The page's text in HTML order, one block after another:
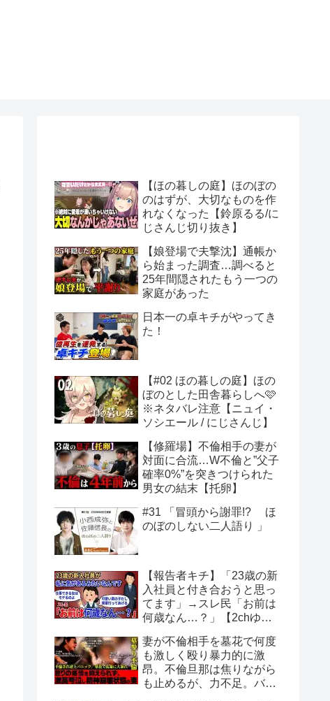
【ほの暮しの庭】ほのぼの
のはずが、大切なものを作
れなくなった【鈴原るる/に
じさんじ切り抜き】
【娘登場で夫撃沈】通帳か
ら始まった調査…調べると
25年間隠されたもう一つの
家庭があった
日本一の卓キチがやってき
た！
【#02 ほの暮しの庭】ほの
ぼのとした田舎暮らしへ🩷
※ネタバレ注意【ニュイ・
ソシエール / にじさんじ】
【修羅場】不倫相手の妻が
対面に合流…W不倫と”父子
確率0%”を突きつけられた
男女の結末【托卵】
#31 「冒頭から謝罪!? ほ
のぼのしない二人語り 」
【報告者キチ】「23歳の新
入社員と付き合おうと思っ
てます」→スレ民「お前は
何歳なん…？」【2chゆっ
妻が不倫相手を墓花で何度
も激しく殴り暴力的に激
昂。不倫旦那は焦りながら
も止めるが、力不足。バン